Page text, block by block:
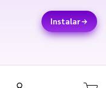
Instalar